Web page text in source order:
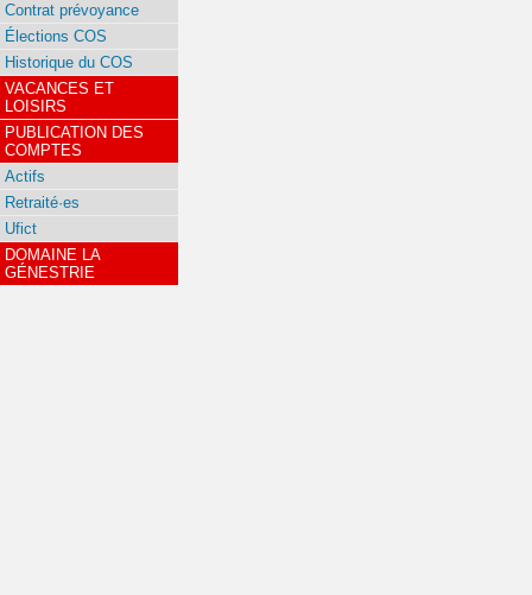
Contrat prévoyance
Élections COS
Historique du COS
VACANCES ET
LOISIRS
PUBLICATION DES
COMPTES
Actifs
Retraité·es
Ufict
DOMAINE LA
GÉNESTRIE